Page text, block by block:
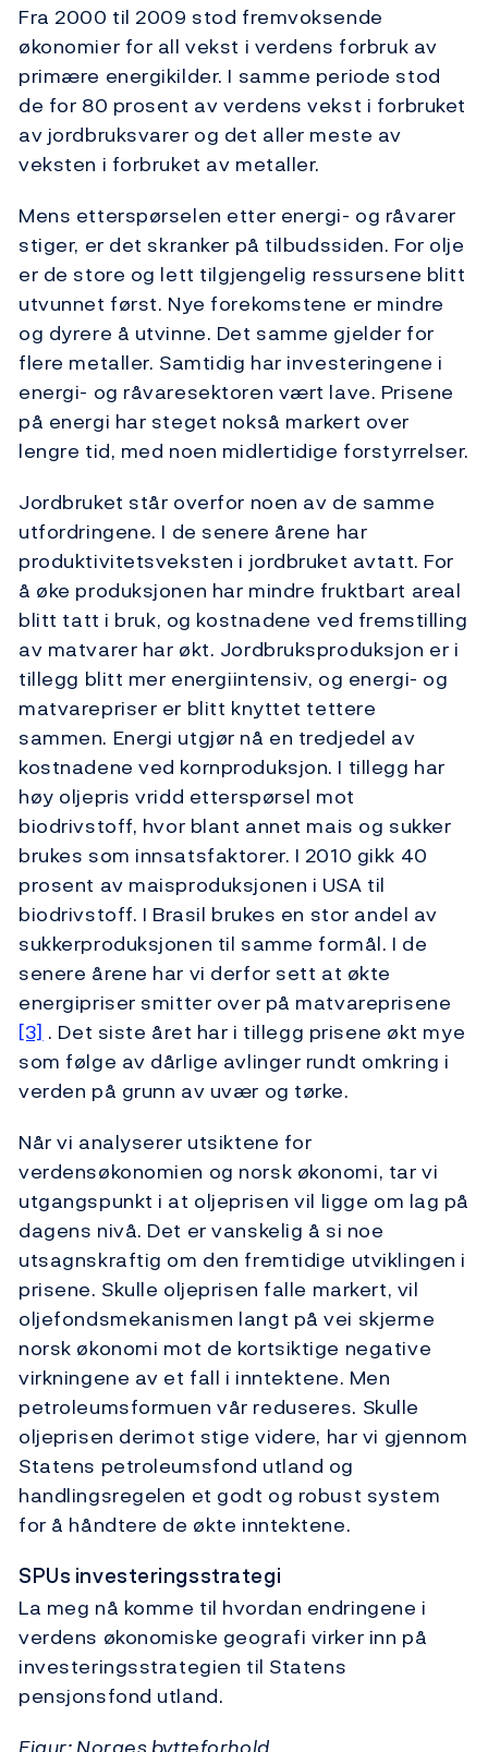
Fra 2000 til 2009 stod fremvoksende
økonomier for all vekst i verdens forbruk av
primære energikilder. I samme periode stod
de for 80 prosent av verdens vekst i forbruket
av jordbruksvarer og det aller meste av
veksten i forbruket av metaller.
Mens etterspørselen etter energi- og råvarer
stiger, er det skranker på tilbudssiden. For olje
er de store og lett tilgjengelig ressursene blitt
utvunnet først. Nye forekomstene er mindre
og dyrere å utvinne. Det samme gjelder for
flere metaller. Samtidig har investeringene i
energi- og råvaresektoren vært lave. Prisene
på energi har steget nokså markert over
lengre tid, med noen midlertidige forstyrrelser.
Jordbruket står overfor noen av de samme
utfordringene. I de senere årene har
produktivitetsveksten i jordbruket avtatt. For
å øke produksjonen har mindre fruktbart areal
blitt tatt i bruk, og kostnadene ved fremstilling
av matvarer har økt. Jordbruksproduksjon er i
tillegg blitt mer energiintensiv, og energi- og
matvarepriser er blitt knyttet tettere
sammen. Energi utgjør nå en tredjedel av
kostnadene ved kornproduksjon. I tillegg har
høy oljepris vridd etterspørsel mot
biodrivstoff, hvor blant annet mais og sukker
brukes som innsatsfaktorer. I 2010 gikk 40
prosent av maisproduksjonen i USA til
biodrivstoff. I Brasil brukes en stor andel av
sukkerproduksjonen til samme formål. I de
senere årene har vi derfor sett at økte
energipriser smitter over på matvareprisene
[3] . Det siste året har i tillegg prisene økt mye
som følge av dårlige avlinger rundt omkring i
verden på grunn av uvær og tørke.
Når vi analyserer utsiktene for
verdensøkonomien og norsk økonomi, tar vi
utgangspunkt i at oljeprisen vil ligge om lag på
dagens nivå. Det er vanskelig å si noe
utsagnskraftig om den fremtidige utviklingen i
prisene. Skulle oljeprisen falle markert, vil
oljefondsmekanismen langt på vei skjerme
norsk økonomi mot de kortsiktige negative
virkningene av et fall i inntektene. Men
petroleumsformuen vår reduseres. Skulle
oljeprisen derimot stige videre, har vi gjennom
Statens petroleumsfond utland og
handlingsregelen et godt og robust system
for å håndtere de økte inntektene.
SPUs investeringsstrategi
La meg nå komme til hvordan endringene i
verdens økonomiske geografi virker inn på
investeringsstrategien til Statens
pensjonsfond utland.